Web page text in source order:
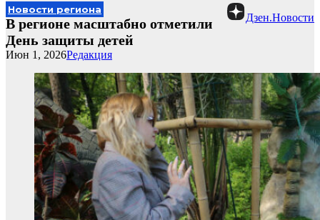
Дзен.Новости
Новости региона
В регионе масштабно отметили
День защиты детей
Редакция
Июн 1, 2026